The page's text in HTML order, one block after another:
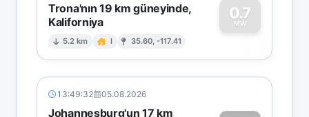
Trona'nın 19 km güneyinde,
Kaliforniya
5.2 km I 35.60, -117.41
0.7
MW
0
13:49:32 05.08.2026
Johannesburg'un 17 km